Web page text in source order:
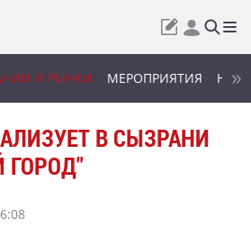
И РЫНКИ МЕРОПРИЯТИЯ
В СЫЗРАНИ
ГОРОД"